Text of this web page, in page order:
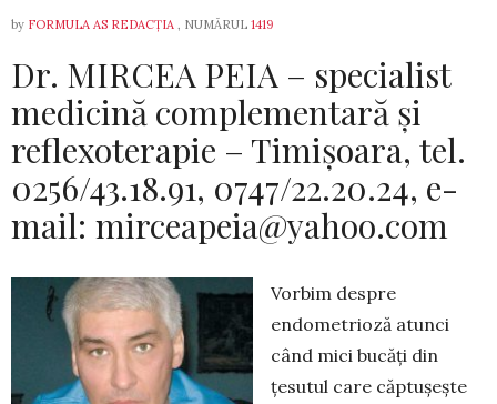
by FORMULA AS REDACȚIA , NUMĂRUL 1419
Dr. MIRCEA PEIA – specialist
medicină complementară și
reflexoterapie – Timișoara, tel.
0256/43.18.91, 0747/22.20.24, e-
mail: mirceapeia@yahoo.com
Vorbim despre
endometrioză atunci
când mici bucăți din
țesutul care căptușește